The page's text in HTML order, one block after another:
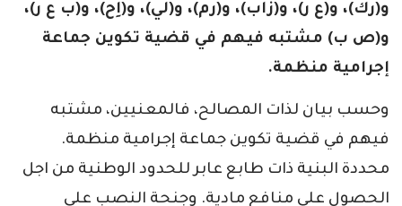
و(رك)، و(ع ر)، و(زاب)، و(رم)، و(لي)، و(اِح)، و(ب ع ر)،
و(ص ب) مشتبه فيهم في قضية تكوين جماعة
إجرامية منظمة.
وحسب بيان لذات المصالح، فالمعنيين، مشتبه
فيهم في قضية تكوين جماعة إجرامية منظمة.
محددة البنية ذات طابع عابر للحدود الوطنية من اجل
الحصول على منافع مادية. وجنحة النصب على